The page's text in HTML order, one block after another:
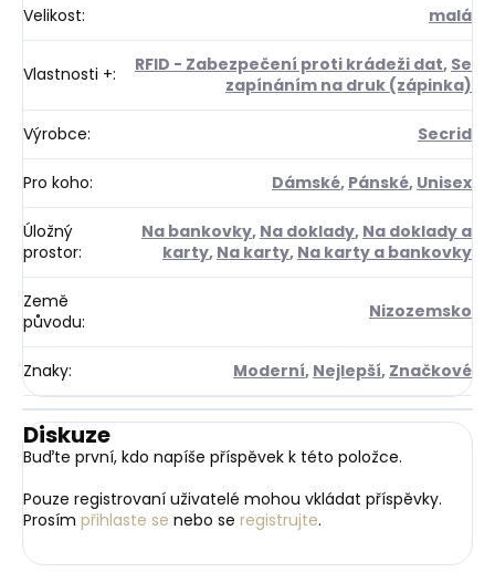
Velikost: malá
Vlastnosti +: RFID - Zabezpečení proti krádeži dat, Se
zapínáním na druk (zápinka)
Výrobce: Secrid
Pro koho: Dámské, Pánské, Unisex
Úložný
prostor:
Na bankovky, Na doklady, Na doklady a
karty, Na karty, Na karty a bankovky
Země
původu: Nizozemsko
Znaky: Moderní, Nejlepší, Značkové
Diskuze
Buďte první, kdo napíše příspěvek k této položce.
Pouze registrovaní uživatelé mohou vkládat příspěvky.
Prosím přihlaste se nebo se registrujte.